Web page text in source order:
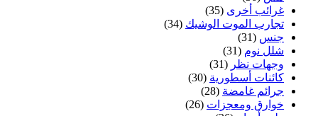
غرائب أخرى (35)
تجارب الموت الوشيك (34)
جنس (31)
شلل نوم (31)
وجهات نظر (31)
كائنات أسطورية (30)
جرائم غامضة (28)
خوارق ومعجزات (26)